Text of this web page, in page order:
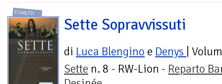
FUMETTI
Sette Sopravvissuti
di Luca Blengino e Denys |
Sette n. 8 - RW-Lion - Reparto